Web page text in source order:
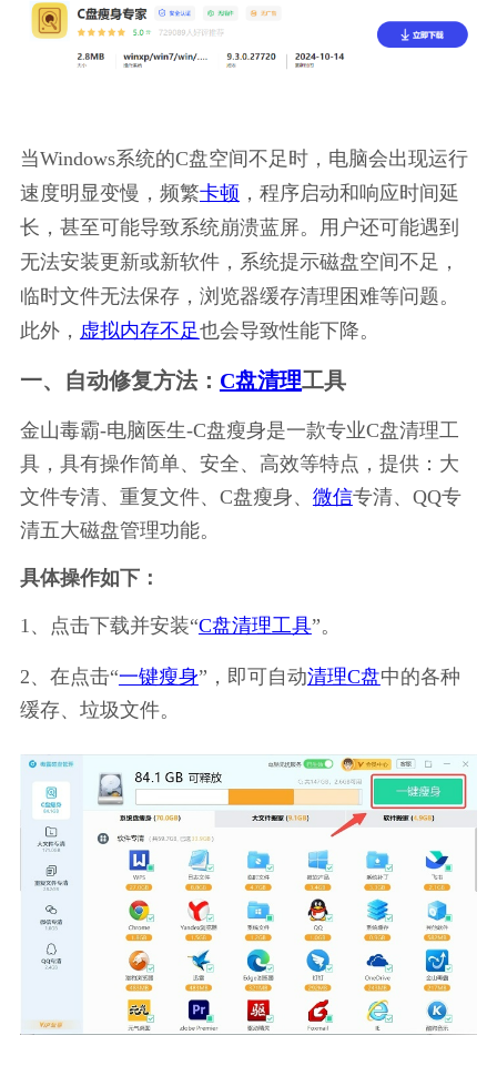
当Windows系统的C盘空间不足时，电脑会出现运行
速度明显变慢，频繁卡顿 ，程序启动和响应时间延
长，甚至可能导致系统崩溃蓝屏。用户还可能遇到
无法安装更新或新软件，系统提示磁盘空间不足，
临时文件无法保存，浏览器缓存清理困难等问题。
此外， 虚拟内存不足也会导致性能下降。
一、自动修复方法： C盘清理工具
金山毒霸-电脑医生-C盘瘦身是一款专业C盘清理工
具，具有操作简单、安全、高效等特点，提供：大
文件专清、重复文件、C盘瘦身、 微信专清、QQ专
清五大磁盘管理功能。
具体操作如下：
1、点击下载并安装“C盘清理工具”。
2、在点击“一键瘦身”，即可自动清理C盘中的各种
缓存、垃圾文件。